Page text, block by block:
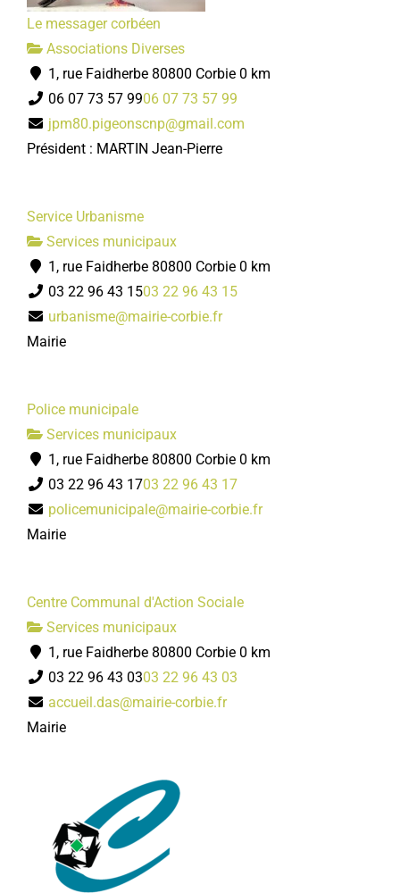
Le messager corbéen
Associations Diverses
1, rue Faidherbe 80800 Corbie 0 km
06 07 73 57 9906 07 73 57 99
jpm80.pigeonscnp@gmail.com
Président : MARTIN Jean-Pierre
Service Urbanisme
Services municipaux
1, rue Faidherbe 80800 Corbie 0 km
03 22 96 43 1503 22 96 43 15
urbanisme@mairie-corbie.fr
Mairie
Police municipale
Services municipaux
1, rue Faidherbe 80800 Corbie 0 km
03 22 96 43 1703 22 96 43 17
policemunicipale@mairie-corbie.fr
Mairie
Centre Communal d'Action Sociale
Services municipaux
1, rue Faidherbe 80800 Corbie 0 km
03 22 96 43 0303 22 96 43 03
accueil.das@mairie-corbie.fr
Mairie